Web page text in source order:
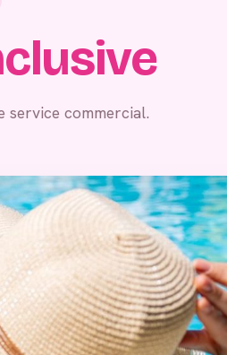
service commercial.